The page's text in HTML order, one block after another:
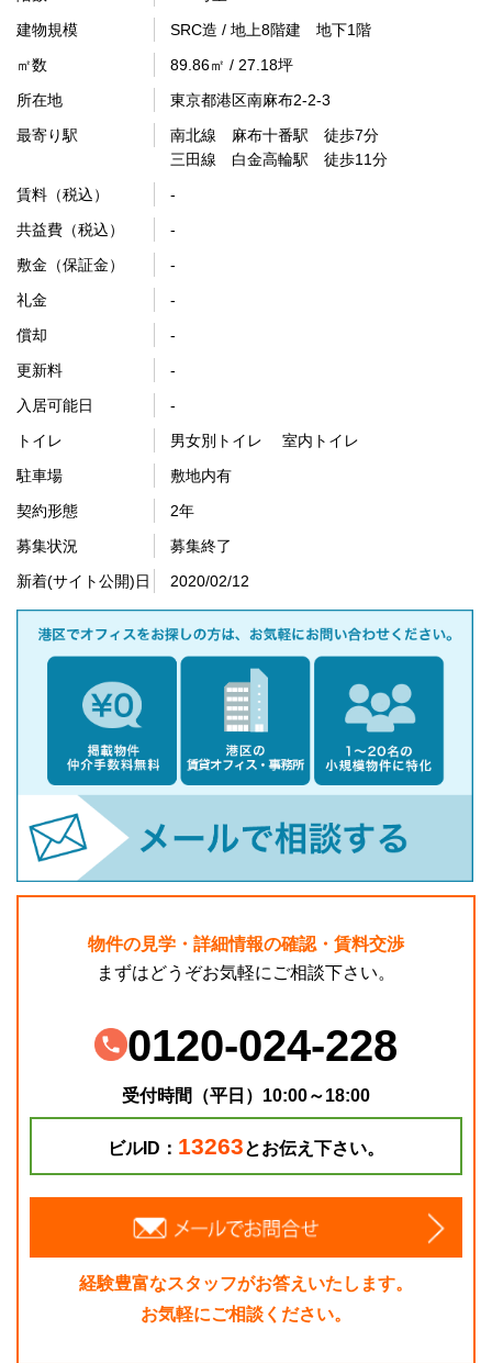
建物規模
SRC造 / 地上8階建 地下1階
㎡数
89.86㎡ / 27.18坪
所在地
東京都港区南麻布2-2-3
最寄り駅
南北線 麻布十番駅 徒歩7分
三田線 白金高輪駅 徒歩11分
賃料（税込）
-
共益費（税込）
-
敷金（保証金）
-
礼金
-
償却
-
更新料
-
入居可能日
-
トイレ
男女別トイレ 室内トイレ
駐車場
敷地内有
契約形態
2年
募集状況
募集終了
新着(サイト公開)日
2020/02/12
物件の見学・詳細情報の確認・賃料交渉
まずはどうぞお気軽にご相談下さい。
0120-024-228
受付時間（平日）10:00～18:00
ビルID： 13263とお伝え下さい。
経験豊富なスタッフがお答えいたします。
お気軽にご相談ください。